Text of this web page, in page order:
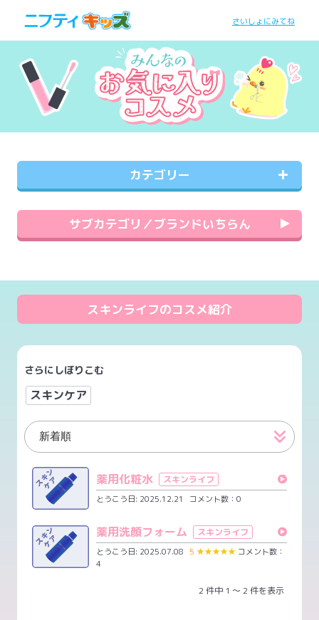
さいしょにみてね
カテゴリー
サブカテゴリ／ブランドいちらん
スキンライフのコスメ紹介
さらにしぼりこむ
スキンケア
薬用化粧水 スキンライフ
とうこう日: 2025.12.21 コメント数：0
薬用洗顔フォーム スキンライフ
とうこう日: 2025.07.08 5 ★★★★★ コメント数：
4
2 件中 1 ～ 2 件を表示